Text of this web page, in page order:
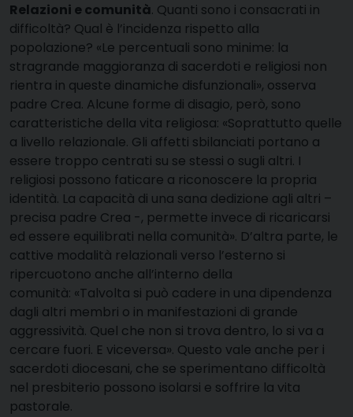
Relazioni e comunità. Quanti sono i consacrati in
difficoltà? Qual è l’incidenza rispetto alla
popolazione? «Le percentuali sono minime: la
stragrande maggioranza di sacerdoti e religiosi non
rientra in queste dinamiche disfunzionali», osserva
padre Crea. Alcune forme di disagio, però, sono
caratteristiche della vita religiosa: «Soprattutto quelle
a livello relazionale. Gli affetti sbilanciati portano a
essere troppo centrati su se stessi o sugli altri. I
religiosi possono faticare a riconoscere la propria
identità. La capacità di una sana dedizione agli altri –
precisa padre Crea -, permette invece di ricaricarsi
ed essere equilibrati nella comunità». D’altra parte, le
cattive modalità relazionali verso l’esterno si
ripercuotono anche all’interno della
comunità: «Talvolta si può cadere in una dipendenza
dagli altri membri o in manifestazioni di grande
aggressività. Quel che non si trova dentro, lo si va a
cercare fuori. E viceversa». Questo vale anche per i
sacerdoti diocesani, che se sperimentano difficoltà
nel presbiterio possono isolarsi e soffrire la vita
pastorale.